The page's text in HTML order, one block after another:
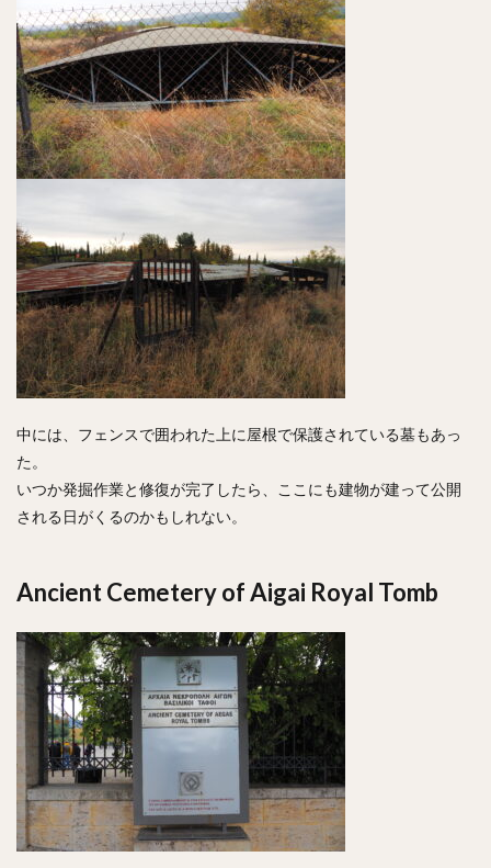
中には、フェンスで囲われた上に屋根で保護されている墓もあっ
た。
いつか発掘作業と修復が完了したら、ここにも建物が建って公開
される日がくるのかもしれない。
Ancient Cemetery of Aigai Royal Tomb